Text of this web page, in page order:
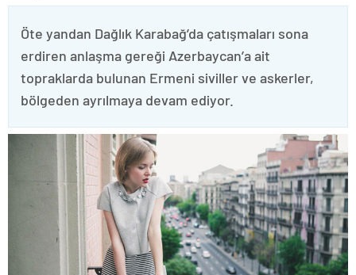
Öte yandan Dağlık Karabağ’da çatışmaları sona
erdiren anlaşma gereği Azerbaycan’a ait
topraklarda bulunan Ermeni siviller ve askerler,
bölgeden ayrılmaya devam ediyor.